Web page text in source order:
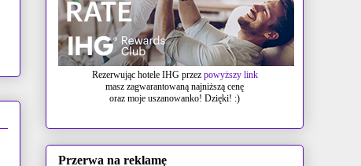
Rezerwując hotele IHG przez powyższy link
masz zagwarantowaną najniższą cenę
oraz moje uszanowanko! Dzięki! :)
Przerwa na reklamę